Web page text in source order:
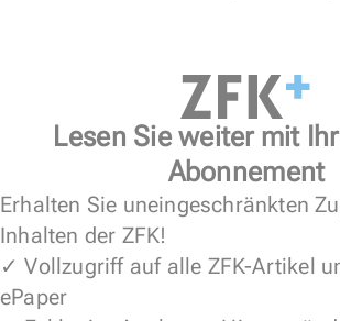
Lesen Sie weiter mit
Abonnement
Erhalten Sie uneingeschränkten
Inhalten der ZFK!
✓ Vollzugriff auf alle ZFK-Artikel
ePaper